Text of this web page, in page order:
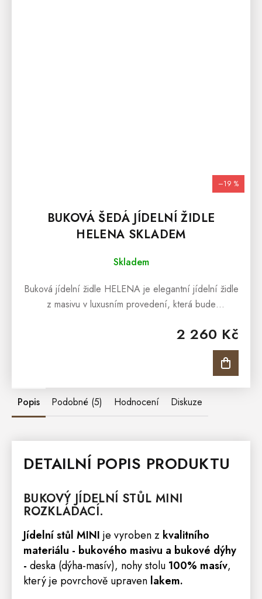
–19 %
BUKOVÁ ŠEDÁ JÍDELNÍ ŽIDLE
HELENA SKLADEM
Skladem
2 260 Kč
Buková jídelní židle HELENA je elegantní jídelní židle
z masivu v luxusním provedení, která bude
Čalouněná šedá jídelní židle...
Popis Podobné (5) Hodnocení Diskuze
DETAILNÍ POPIS PRODUKTU
BUKOVÝ JÍDELNÍ STŮL MINI
ROZKLÁDACÍ.
Jídelní stůl MINI je vyroben z kvalitního
materiálu - bukového masivu a bukové dýhy
- deska (dýha-masív), nohy stolu 100% masív,
který je povrchově upraven lakem.